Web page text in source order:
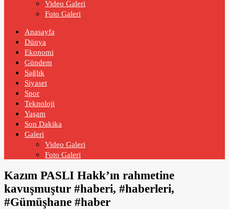
Video Galeri
Foto Galeri
Anasayfa
Dünya
Ekonomi
Gündem
Sağlık
Siyaset
Spor
Teknoloji
Yaşam
Son Dakika
Galeri
Video Galeri
Foto Galeri
Kazım PASLI Hakk’ın rahmetine
kavuşmuştur #haberi, #haberleri,
#Gümüşhane #haber